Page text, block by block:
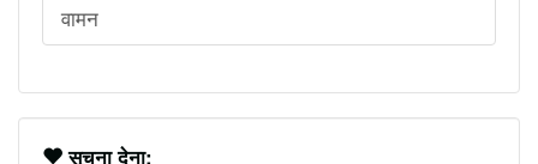
वामन
सूचना देना: